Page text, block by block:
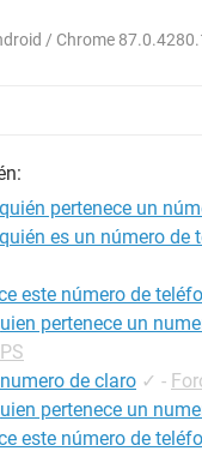
/ Chrome
pertenece un
es un número
este número de
pertenece un
de claro ✓ -
pertenece un
este número de